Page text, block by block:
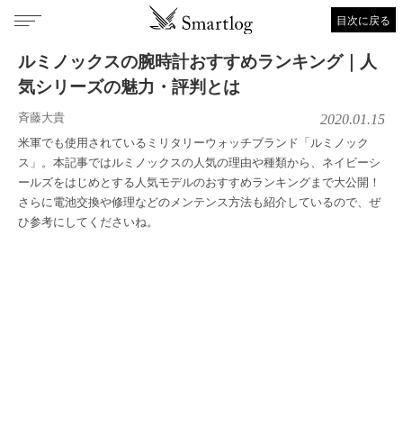
目次に戻る
ルミノックスの腕時計おすすめランキング｜人
気シリーズの魅力・評判とは
斉藤大貴 2020.01.15
米軍でも使用されているミリタリーウォッチブランド「ルミノック
ス」。本記事ではルミノックスの人気の理由や種類から、ネイビーシ
ールズをはじめとする人気モデルのおすすめランキングまで大公開！
さらに電池交換や修理などのメンテンス方法も紹介しているので、ぜ
ひ参考にしてくださいね。